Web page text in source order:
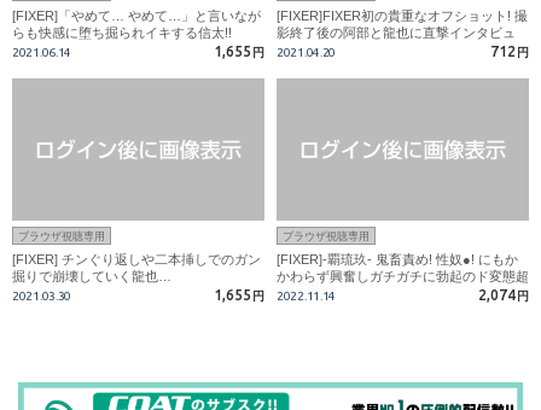
[FIXER]「やめて… やめて…」と言いなが
らも快感に堕ち掘られイキする信太!!
2021.06.14 1,655 円
[FIXER]FIXER初の貴重なオフショット! 撮
影終了後の阿部と龍也に直撃インタビュ
ー!!
2021.04.20 712 円
ブラウザ視聴専用
[FIXER] チンぐり返しや二本挿しでのガン
掘りで崩壊していく龍也…
2021.03.30 1,655 円
ブラウザ視聴専用
[FIXER]-覇琉玖- 鬼畜責め! 性奴●! にもか
かわらず興奮しガチガチに勃起のド変態超
巨根!
2022.11.14 2,074 円